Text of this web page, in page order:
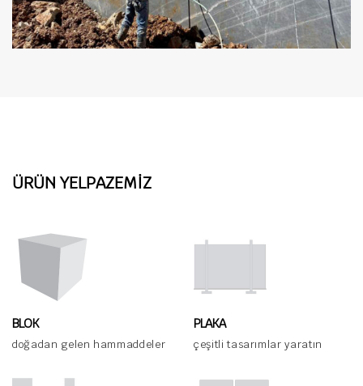
ÜRÜN YELPAZEMİZ
BLOK
doğadan gelen hammaddeler
PLAKA
çeşitli tasarımlar yaratın